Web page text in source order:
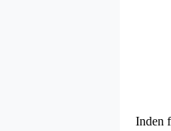
Inden